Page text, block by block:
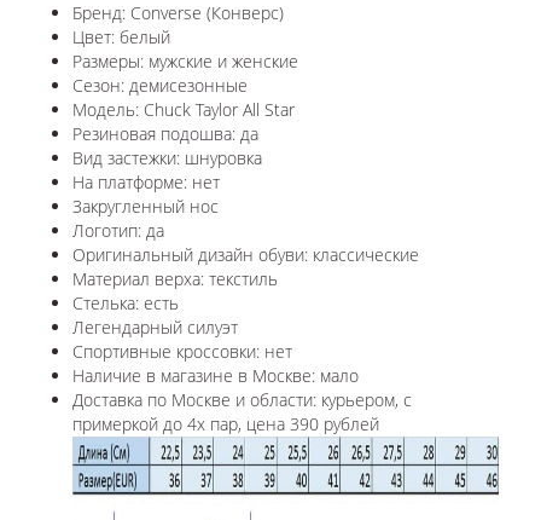
Бренд: Converse (Конверс)
Цвет: белый
Размеры: мужские и женские
Сезон: демисезонные
Модель: Chuck Taylor All Star
Резиновая подошва: да
Вид застежки: шнуровка
На платформе: нет
Закругленный нос
Логотип: да
Оригинальный дизайн обуви: классические
Материал верха: текстиль
Стелька: есть
Легендарный силуэт
Спортивные кроссовки: нет
Наличие в магазине в Москве: мало
Доставка по Москве и области: курьером, с
примеркой до 4х пар, цена 390 рублей